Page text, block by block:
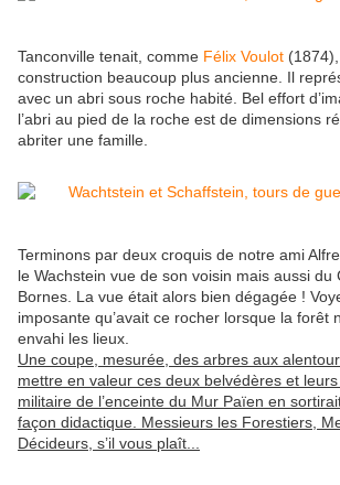
Tanconville tenait, comme Félix Voulot
construction beaucoup plus ancienne. Il
avec un abri sous roche habité. Bel effort
l’abri au pied de la roche est de dimensions
abriter une famille.
Terminons par deux croquis de notre ami
le Wachstein vue de son voisin mais aussi du
Bornes. La vue était alors bien dégagée !
imposante qu’avait ce rocher lorsque la forêt
envahi les lieux.
Une coupe, mesurée, des arbres aux
mettre en valeur ces deux belvédères et
militaire de l’enceinte du Mur Païen en
façon didactique. Messieurs les Forestiers,
Décideurs, s’il vous plaît...